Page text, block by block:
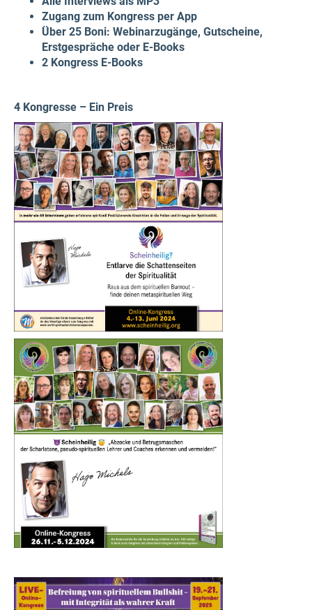
Zugang zum Kongress per App
Über 25 Boni: Webinarzugänge, Gutscheine,
Erstgespräche oder E-Books
2 Kongress E-Books
4 Kongresse – Ein Preis